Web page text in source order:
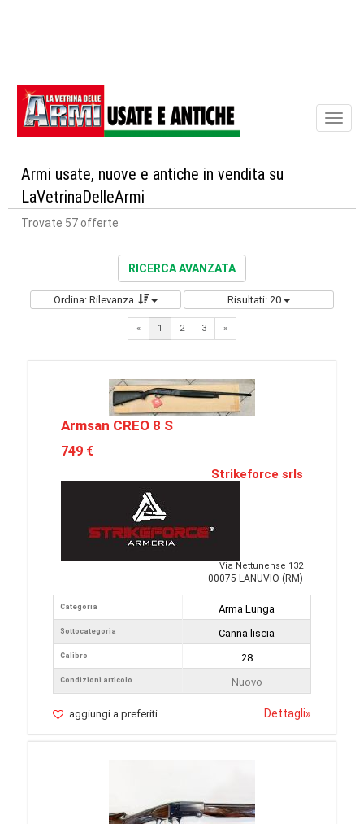
Armi usate, nuove e antiche in vendita su
LaVetrinaDelleArmi
Trovate 57 offerte
RICERCA AVANZATA
Ordina: Rilevanza Risultati: 20
« 1 2 3 »Next
Armsan CREO 8 S
749 €
Strikeforce srls
Via Nettunense 132
00075 LANUVIO (RM)
Categoria
Sottocategoria
Calibro
Condizioni articolo
Arma Lunga
Canna liscia
28
Nuovo
aggiungi a preferiti Dettagli»